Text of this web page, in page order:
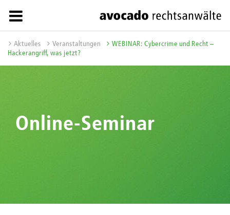
Aktuelles Veranstaltungen
WEBINAR: Cybercrime und Recht –
Hackerangriff, was jetzt?
Online-Seminar